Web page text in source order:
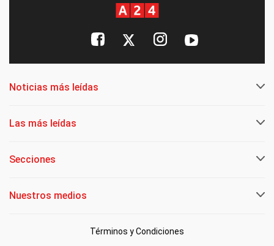
Noticias más leídas
Las más leídas
Secciones
Nuestros medios
Términos y Condiciones